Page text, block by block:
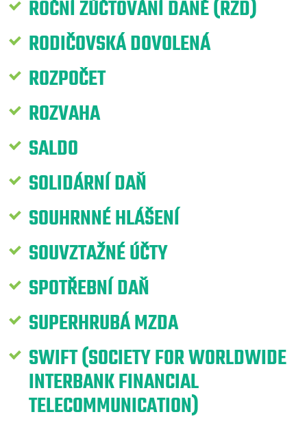
ROČNÍ ZÚČTOVÁNÍ DANĚ (RZD)
RODIČOVSKÁ DOVOLENÁ
ROZPOČET
ROZVAHA
SALDO
SOLIDÁRNÍ DAŇ
SOUHRNNÉ HLÁŠENÍ
SOUVZTAŽNÉ ÚČTY
SPOTŘEBNÍ DAŇ
SUPERHRUBÁ MZDA
SWIFT (SOCIETY FOR WORLDWIDE
INTERBANK FINANCIAL
TELECOMMUNICATION)